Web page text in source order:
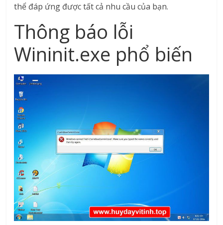
thể đáp ứng được tất cả nhu cầu của bạn.
Thông báo lỗi
Wininit.exe phổ biến